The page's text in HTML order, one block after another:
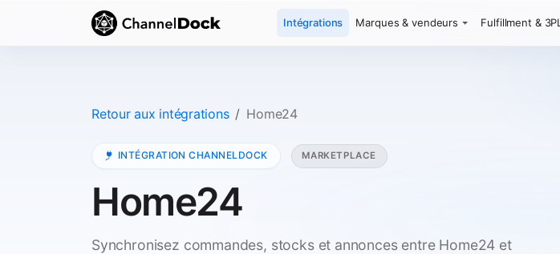
Intégrations Marques & vendeurs Fulfillment & 3PL
Retour aux intégrations Home24
INTÉGRATION CHANNELDOCK MARKETPLACE
Home24
Synchronisez commandes, stocks et annonces entre Home24 et